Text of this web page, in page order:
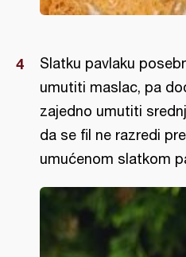
Slatku pavlaku
umutiti maslac, pa
zajedno umutiti
da se fil ne razredi
umućenom slatkom